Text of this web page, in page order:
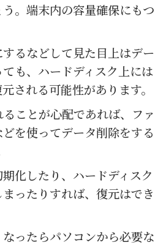
。端末内の容量確保にもつ
るなどして見た目上はデー
も、ハードディスク上には
される可能性があります。
ことが心配であれば、ファ
を使ってデータ削除をする
化したり、ハードディスク
ったりすれば、復元はでき
ったらパソコンから必要な